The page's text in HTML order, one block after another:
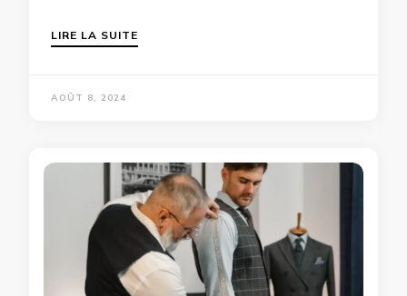
LIRE LA SUITE
AOÛT 8, 2024